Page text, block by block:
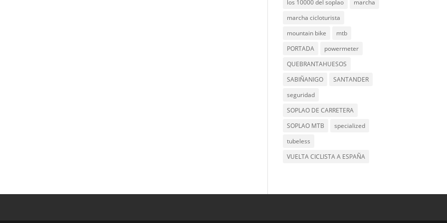
los 10000 del soplao
marcha
marcha cicloturista
mountain bike
mtb
PORTADA
powermeter
QUEBRANTAHUESOS
SABIÑANIGO
SANTANDER
seguridad
SOPLAO DE CARRETERA
SOPLAO MTB
specialized
tubeless
VUELTA CICLISTA A ESPAÑA